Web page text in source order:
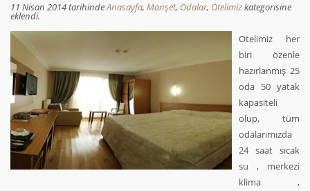
11 Nisan 2014 tarihindeAnasayfa, Manşet, Odalar, Otelimizkategorisine
eklendi.
Otelimiz her
biri özenle
hazırlanmış 25
oda 50 yatak
kapasiteli
olup, tüm
odalarımızda
24 saat sıcak
su , merkezi
klima ,